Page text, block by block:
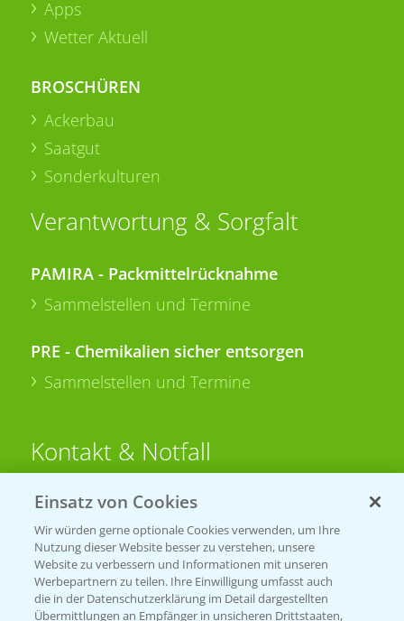
Apps
Wetter Aktuell
BROSCHÜREN
Ackerbau
Saatgut
Sonderkulturen
Verantwortung & Sorgfalt
PAMIRA - Packmittelrücknahme
Sammelstellen und Termine
PRE - Chemikalien sicher entsorgen
Sammelstellen und Termine
Kontakt & Notfall
Beratung auf WhatsApp
T.+49 (0)174 346 564 1
KONTAKT
Einsatz von Cookies
Wir würden gerne optionale Cookies verwenden, um Ihre
Nutzung dieser Website besser zu verstehen, unsere
Website zu verbessern und Informationen mit unseren
Werbepartnern zu teilen. Ihre Einwilligung umfasst auch
die in der Datenschutzerklärung im Detail dargestellten
Übermittlungen an Empfänger in unsicheren Drittstaaten,